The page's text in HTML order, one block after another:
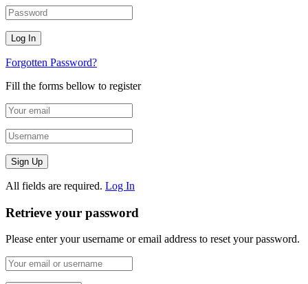
Forgotten Password?
Fill the forms bellow to register
All fields are required. Log In
Retrieve your password
Please enter your username or email address to reset your password.